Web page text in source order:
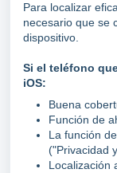
Para localizar
necesario que se
dispositivo.
Si el teléfono
iOS:
Buena
Función de
La función
("Privacidad
Localización